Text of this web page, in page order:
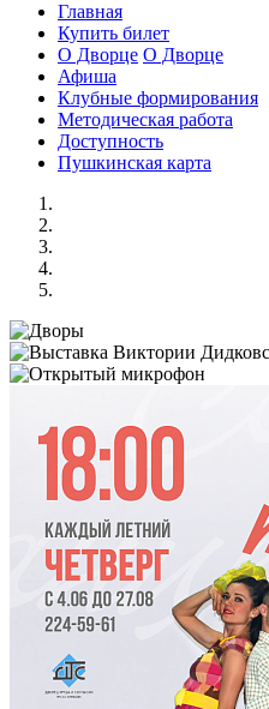
Главная
Купить билет
О Дворце О Дворце
Афиша
Клубные формирования
Методическая работа
Доступность
Пушкинская карта